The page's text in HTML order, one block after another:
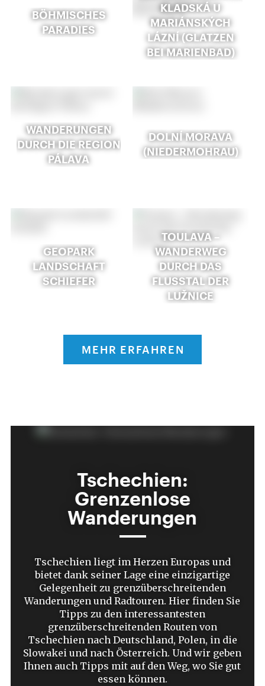
BÖHMISCHES
PARADIES
KLADSKÁ U
MARIÁNSKÝCH
LÁZNÍ (GLATZEN
BEI MARIENBAD)
WANDERUNGEN
DURCH DIE REGION
PÁLAVA
DOLNÍ MORAVA
(NIEDERMOHRAU)
GEOPARK
LANDSCHAFT
SCHIEFER
TOULAVA –
WANDERWEG
DURCH DAS
FLUSSTAL DER
LUŽNICE
MEHR ERFAHREN
Tschechien:
Grenzenlose
Wanderungen
Tschechien liegt im Herzen Europas und
bietet dank seiner Lage eine einzigartige
Gelegenheit zu grenzüberschreitenden
Wanderungen und Radtouren. Hier finden Sie
Tipps zu den interessantesten
grenzüberschreitenden Routen von
Tschechien nach Deutschland, Polen, in die
Slowakei und nach Österreich. Und wir geben
Ihnen auch Tipps mit auf den Weg, wo Sie gut
essen können.